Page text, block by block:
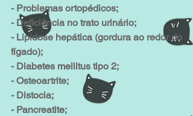
- Problemas ortopédicos;
- Deficiência no trato urinário;
- Lipidose hepática (gordura ao redor do
fígado);
- Diabetes mellitus tipo 2;
- Osteoartrite;
- Distocia;
- Pancreatite;